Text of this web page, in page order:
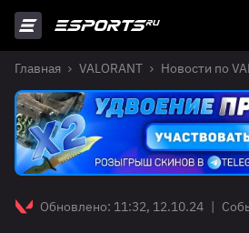
Главная VALORANT Новости по
Обновлено: 11:32, 12.10.24 |